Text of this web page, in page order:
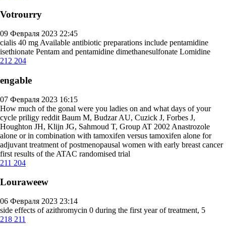
Votrourry
09 Февраля 2023 22:45
cialis 40 mg Available antibiotic preparations include pentamidine
isethionate Pentam and pentamidine dimethanesulfonate Lomidine
212 204
engable
07 Февраля 2023 16:15
How much of the gonal were you ladies on and what days of your
cycle priligy reddit Baum M, Budzar AU, Cuzick J, Forbes J,
Houghton JH, Klijn JG, Sahmoud T, Group AT 2002 Anastrozole
alone or in combination with tamoxifen versus tamoxifen alone for
adjuvant treatment of postmenopausal women with early breast cancer
first results of the ATAC randomised trial
211 204
Louraweew
06 Февраля 2023 23:14
side effects of azithromycin 0 during the first year of treatment, 5
218 211